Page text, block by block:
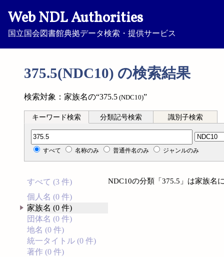
Web NDL Authorities
国立国会図書館典拠データ検索・提供サービス
375.5(NDC10) の検索結果
検索対象：家族名の“375.5 (NDC10)”
キーワード検索 分類記号検索 識別子検索
分類記号検索
すべて 名称のみ 普通件名のみ ジャンルのみ
すべて (3 件)
個人名 (0 件)
家族名 (0 件)
団体名 (0 件)
地名 (0 件)
統一タイトル (0 件)
著作 (0 件)
NDC10の分類「375.5」は家族名